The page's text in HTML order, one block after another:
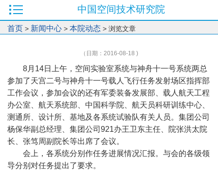
中国空间技术研究院
首页 > 新闻中心 > 本院动态 > 浏览文章
（日期：2016-08-18 )
8月14日上午，空间实验室系统与神舟十一号系统两总
参加了天宫二号与神舟十一号载人飞行任务发射场区指挥部
工作会议，参加会议的还有军委装备发展部、载人航天工程
办公室、航天系统部、中国科学院、航天员科研训练中心、
测通所、设计所、基地及各系统试验队有关人员。集团公司
杨保华副总经理、集团公司921办王卫东主任、院张洪太院
长、张笃周副院长等出席了会议。
会上，各系统分别作任务进展情况汇报。与会的各级领
导分别对任务提出了要求。